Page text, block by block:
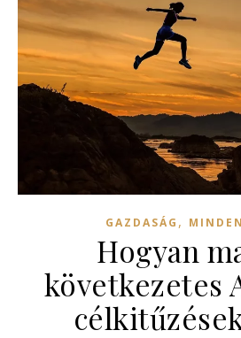
GAZDASÁG ,
Hogyan
következetes